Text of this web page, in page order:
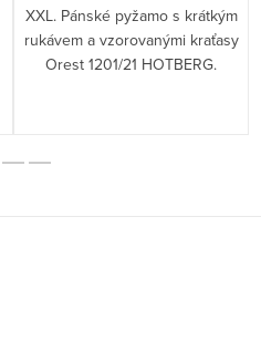
XXL. Pánské pyžamo s krátkým
rukávem a vzorovanými kraťasy
Orest 1201/21 HOTBERG.